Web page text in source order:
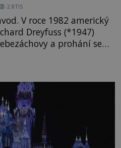
2.8TIS
V roce 1982 americký
Dreyfuss (*1947)
a prohání se
jako utržený ze
když to Dreyfuss
kokain. Tímto